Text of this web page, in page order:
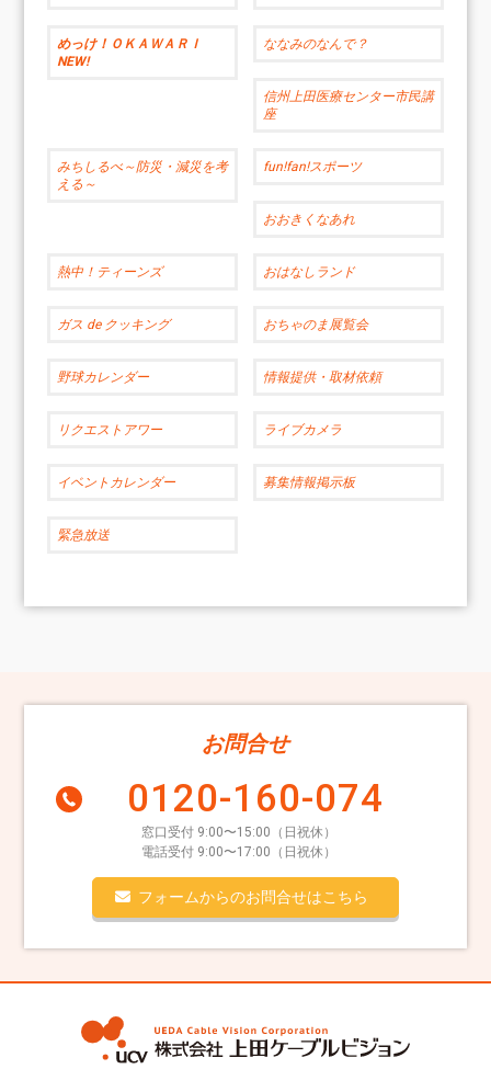
めっけ！ＯＫＡＷＡＲＩ
NEW!
ななみのなんで？
信州上田医療センター市民講
座
みちしるべ～防災・減災を考
える～
fun!fan!スポーツ
おおきくなあれ
熱中！ティーンズ おはなしランド
ガス de クッキング おちゃのま展覧会
野球カレンダー 情報提供・取材依頼
リクエストアワー ライブカメラ
イベントカレンダー 募集情報掲示板
緊急放送
お問合せ
0120-160-074
窓口受付 9:00〜15:00（日祝休）
電話受付 9:00〜17:00（日祝休）
フォームからのお問合せはこちら